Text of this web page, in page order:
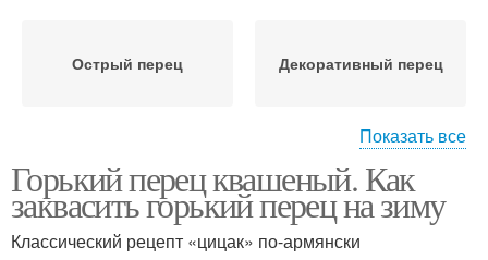
Острый перец Декоративный перец
Комнатный перец Кустарниковый перец
Показать все
Горький перец квашеный. Как
заквасить горький перец на зиму
Классический рецепт «цицак» по-армянски